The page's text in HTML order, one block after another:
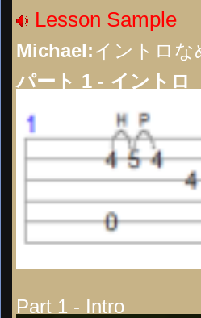
Lesson Sample
Michael:イントロ
パート 1 - イントロ
Part 1 - Intro